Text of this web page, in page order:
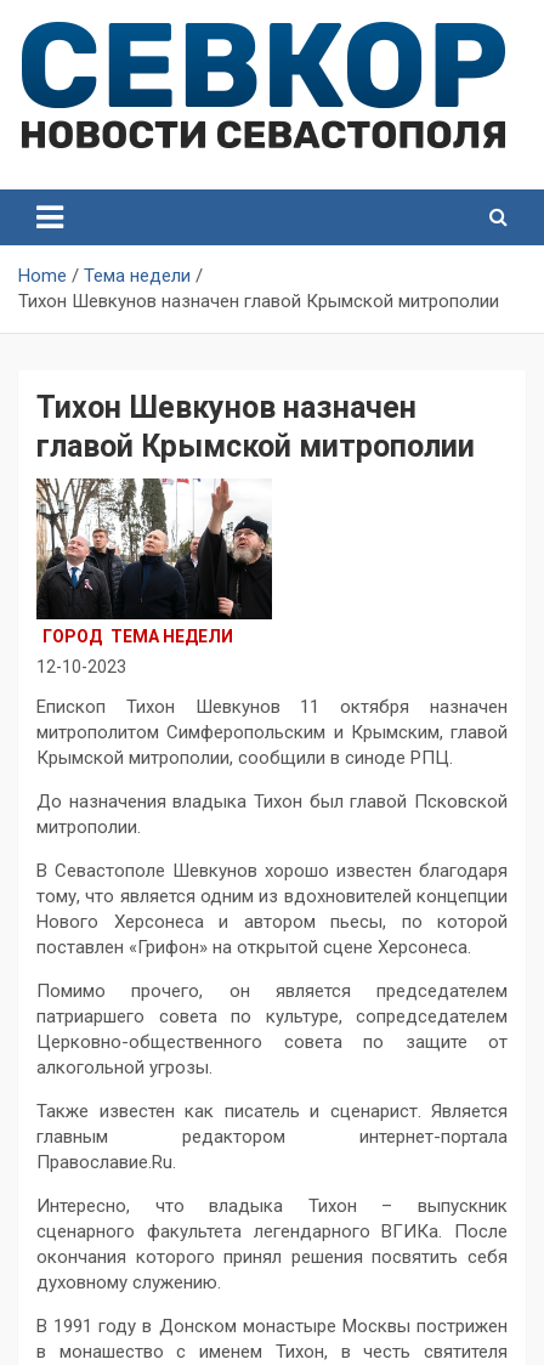
content
Севастополя
Севастополя
Home
Тема недели
Тихон Шевкунов назначен главой Крымской митрополии
Тихон Шевкунов назначен
главой Крымской митрополии
ГОРОД ТЕМА НЕДЕЛИ
12-10-2023
Епископ Тихон Шевкунов 11 октября назначен
митрополитом Симферопольским и Крымским, главой
Крымской митрополии, сообщили в синоде РПЦ.
До назначения владыка Тихон был главой Псковской
митрополии.
В Севастополе Шевкунов хорошо известен благодаря
тому, что является одним из вдохновителей концепции
Нового Херсонеса и автором пьесы, по которой
поставлен «Грифон» на открытой сцене Херсонеса.
Помимо прочего, он является председателем
патриаршего совета по культуре, сопредседателем
Церковно-общественного совета по защите от
алкогольной угрозы.
Также известен как писатель и сценарист. Является
главным редактором интернет-портала
Православие.Ru.
Интересно, что владыка Тихон – выпускник
сценарного факультета легендарного ВГИКа. После
окончания которого принял решения посвятить себя
духовному служению.
В 1991 году в Донском монастыре Москвы пострижен
в монашество с именем Тихон, в честь святителя